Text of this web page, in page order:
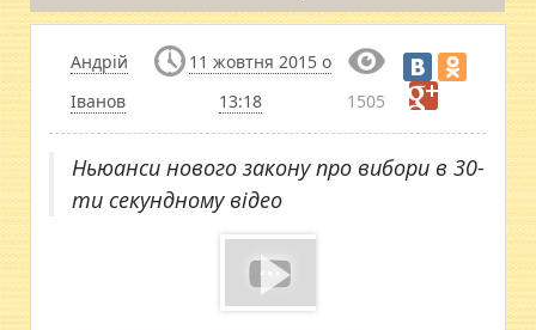
Андрій
Іванов
11 жовтня 2015 о
13:18
1505
Ньюанси нового закону про вибори в 30-
ти секундному відео